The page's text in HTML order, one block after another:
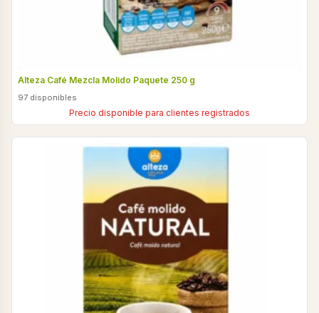
Alteza Café Mezcla Molido Paquete 250 g
97 disponibles
Precio disponible para clientes registrados